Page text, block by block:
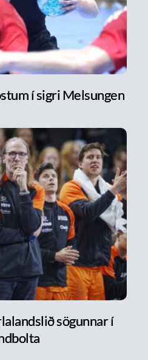
í sigri Melsungen
sögunnar í